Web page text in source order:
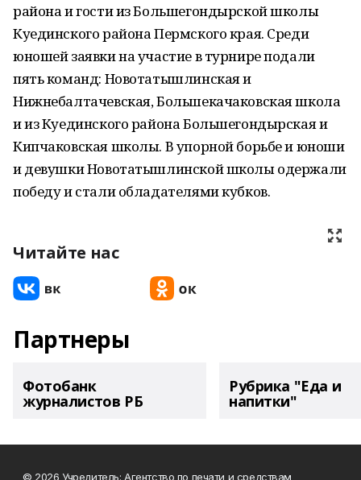
района и гости из Большегондырской школы
Куединского района Пермского края. Среди
юношей заявки на участие в турнире подали
пять команд: Новотатышлинская и
Нижнебалтачевская, Большекачаковская школа
и из Куединского района Большегондырская и
Кипчаковская школы. В упорной борьбе и юноши
и девушки Новотатышлинской школы одержали
победу и стали обладателями кубков.
Читайте нас
Партнеры
Фотобанк
журналистов РБ
Рубрика "Еда и
напитки"
© 2026 Учредитель: Агентство по печати и средствам